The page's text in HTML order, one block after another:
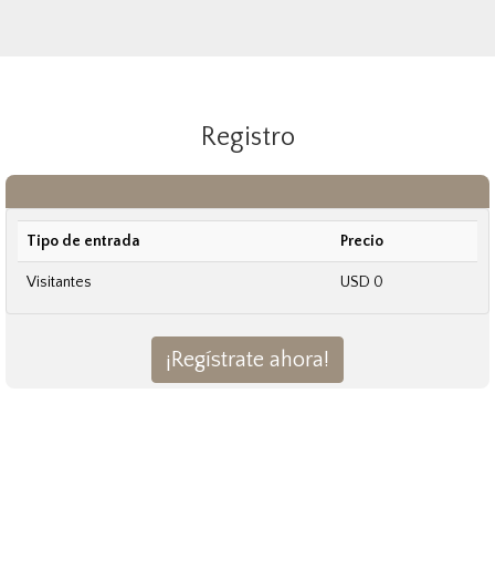
Registro
Tipo de entrada Precio
Visitantes USD 0
¡Regístrate ahora!